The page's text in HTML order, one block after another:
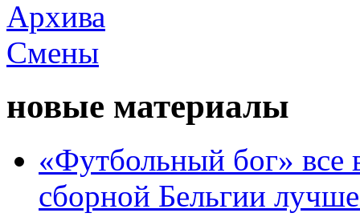
новые материалы
«Футбольный бог» все
сборной Бельгии